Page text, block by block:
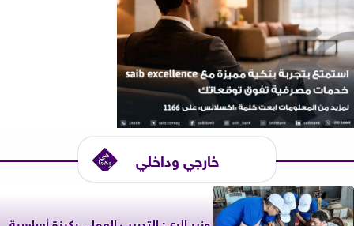
خارجي وداخلي